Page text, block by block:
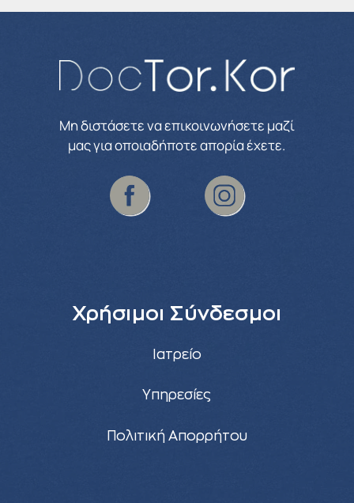
Μη διστάσετε να επικοινωνήσετε μαζί
μας για οποιαδήποτε απορία έχετε.
Χρήσιμοι Σύνδεσμοι
Ιατρείο
Υπηρεσίες
Πολιτική Απορρήτου